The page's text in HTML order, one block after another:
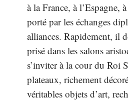
à la France, à l’Espagne,
porté par les échanges
alliances. Rapidement, il
prisé dans les salons
s’inviter à la cour du Roi
plateaux, richement
véritables objets d’art,